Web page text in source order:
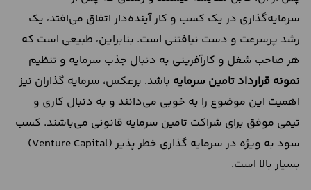
سرمایه‌گذاری در یک کسب و کار آینده‌دار اتفاق می‌افتد، یک
رشد پرسرعت و دست ‌نیافتنی است. بنابراین، طبیعی است که
هر صاحب شغل و کارآفرینی به دنبال جذب سرمایه و تنظیم
نمونه قرارداد تامین سرمایه باشد. برعکس، سرمایه گذاران نیز
اهمیت این موضوع را به خوبی می‌دانند و به دنبال کاری و
تیمی موفق برای شراکت تامین سرمایه قانونی می‌باشند. کسب
سود به ویژه در سرمایه گذاری خطر پذیر (Venture Capital)
بسیار بالا است.